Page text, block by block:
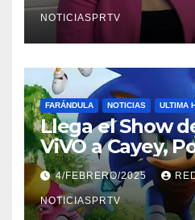
NOTICIASPRTV
FARÁNDULA NOTICIAS ULTIMA
Llega el Show
ViVO a Cayey,
Barceloneta y
Relojes gratis
compre ahora….
4/FEBRERO/2025
NOTICIASPRTV